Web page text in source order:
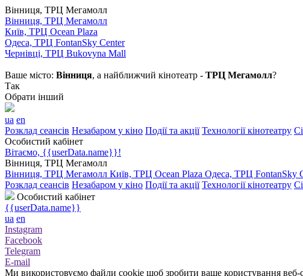
Вінниця, ТРЦ Мегамолл
Вінниця, ТРЦ Мегамолл
Київ, ТРЦ Ocean Plaza
Одеса, ТРЦ FontanSky Center
Чернівці, ТРЦ Bukovyna Mall
Ваше місто: Вінниця, а найближчий кінотеатр - ТРЦ Мегамолл?
Так
Обрати інший
ua en
Розклад сеансів Незабаром у кіно Події та акції Технології кінотеатру
Особистий кабінет
Вітаємо, {{userData.name}}!
Вінниця, ТРЦ Мегамолл
Вінниця, ТРЦ Мегамолл Київ, ТРЦ Ocean Plaza Одеса, ТРЦ FontanSky
Розклад сеансів Незабаром у кіно Події та акції Технології кінотеатру
Особистий кабінет
{{userData.name}}
ua en
Instagram
Facebook
Telegram
E-mail
Ми використовуємо файли cookie щоб зробити ваше користування